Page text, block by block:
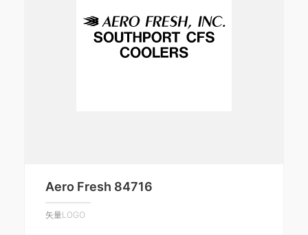
Aero Fresh 84716
矢量LOGO